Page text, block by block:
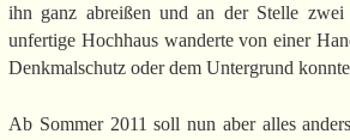
ihn ganz abreißen und an der Stelle
unfertige Hochhaus wanderte von einer
Denkmalschutz oder dem Untergrund
Ab Sommer 2011 soll nun aber alles